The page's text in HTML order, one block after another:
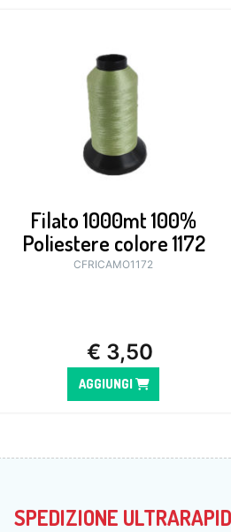
Filato 1000mt 100%
Poliestere colore 1172
CFRICAMO1172
€ 3,50
AGGIUNGI
SPEDIZIONE